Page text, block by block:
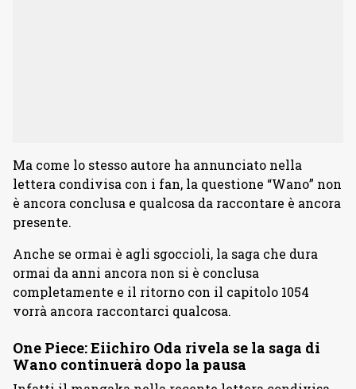
Ma come lo stesso autore ha annunciato nella
lettera condivisa con i fan, la questione “Wano” non
è ancora conclusa e qualcosa da raccontare è ancora
presente.
Anche se ormai è agli sgoccioli, la saga che dura
ormai da anni ancora non si è conclusa
completamente e il ritorno con il capitolo 1054
vorrà ancora raccontarci qualcosa.
One Piece: Eiichiro Oda rivela se la saga di
Wano continuerà dopo la pausa